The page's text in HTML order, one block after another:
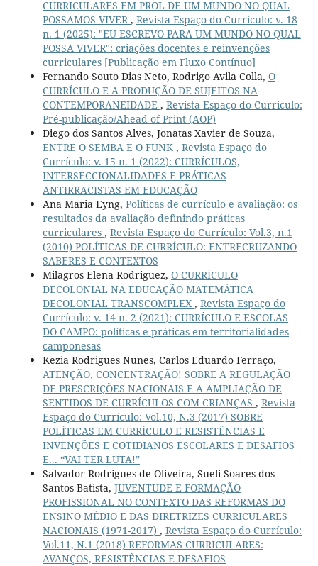
CURRICULARES EM PROL DE UM MUNDO NO QUAL
POSSAMOS VIVER, Revista Espaço do Currículo: v. 18
n. 1 (2025): "EU ESCREVO PARA UM MUNDO NO QUAL
POSSA VIVER": criações docentes e reinvenções
curriculares [Publicação em Fluxo Contínuo]
Fernando Souto Dias Neto, Rodrigo Avila Colla, O
CURRÍCULO E A PRODUÇÃO DE SUJEITOS NA
CONTEMPORANEIDADE , Revista Espaço do Currículo:
Pré-publicação/Ahead of Print (AOP)
Diego dos Santos Alves, Jonatas Xavier de Souza,
ENTRE O SEMBA E O FUNK , Revista Espaço do
Currículo: v. 15 n. 1 (2022): CURRÍCULOS,
INTERSECCIONALIDADES E PRÁTICAS
ANTIRRACISTAS EM EDUCAÇÃO
Ana Maria Eyng, Políticas de currículo e avaliação: os
resultados da avaliação definindo práticas
curriculares , Revista Espaço do Currículo: Vol.3, n.1
(2010) POLÍTICAS DE CURRÍCULO: ENTRECRUZANDO
SABERES E CONTEXTOS
Milagros Elena Rodriguez, O CURRÍCULO
DECOLONIAL NA EDUCAÇÃO MATEMÁTICA
DECOLONIAL TRANSCOMPLEX , Revista Espaço do
Currículo: v. 14 n. 2 (2021): CURRÍCULO E ESCOLAS
DO CAMPO: políticas e práticas em territorialidades
camponesas
Kezia Rodrigues Nunes, Carlos Eduardo Ferraço,
ATENÇÃO, CONCENTRAÇÃO! SOBRE A REGULAÇÃO
DE PRESCRIÇÕES NACIONAIS E A AMPLIAÇÃO DE
SENTIDOS DE CURRÍCULOS COM CRIANÇAS , Revista
Espaço do Currículo: Vol.10, N.3 (2017) SOBRE
POLÍTICAS EM CURRÍCULO E RESISTÊNCIAS E
INVENÇÕES E COTIDIANOS ESCOLARES E DESAFIOS
E... “VAI TER LUTA!”
Salvador Rodrigues de Oliveira, Sueli Soares dos
Santos Batista, JUVENTUDE E FORMAÇÃO
PROFISSIONAL NO CONTEXTO DAS REFORMAS DO
ENSINO MÉDIO E DAS DIRETRIZES CURRICULARES
NACIONAIS (1971-2017) , Revista Espaço do Currículo:
Vol.11, N.1 (2018) REFORMAS CURRICULARES:
AVANÇOS, RESISTÊNCIAS E DESAFIOS